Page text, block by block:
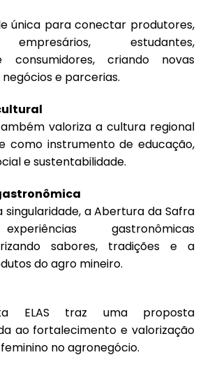
única para conectar produtores,
empresários, estudantes,
consumidores, criando novas
e parcerias.
valoriza a cultura regional
como instrumento de educação,
e sustentabilidade.
singularidade, a Abertura da Safra
gastronômicas
sabores, tradições e a
do agro mineiro.
ELAS traz uma proposta
ao fortalecimento e valorização
no agronegócio.